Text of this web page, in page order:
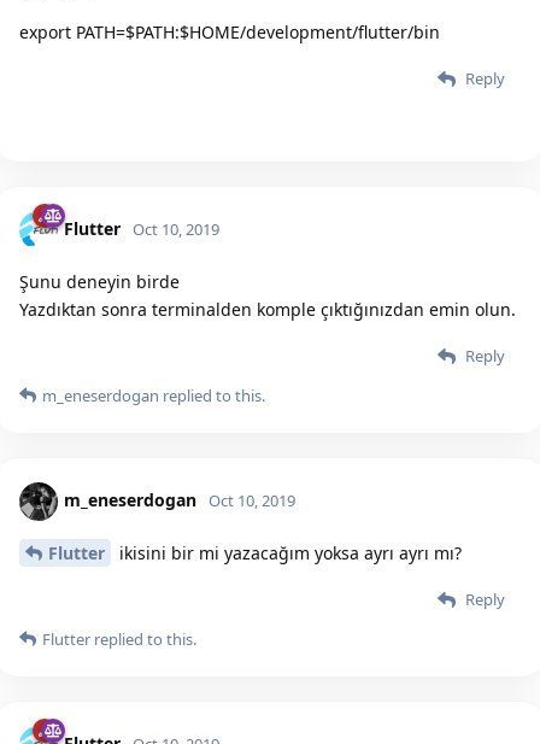
export PATH=$PATH:$HOME/development/flutter/bin
Reply
Flutter Oct 10, 2019
Şunu deneyin birde
Yazdıktan sonra terminalden komple çıktığınızdan emin olun.
Reply
m_eneserdogan replied to this.
m_eneserdogan Oct 10, 2019
Flutter ikisini bir mi yazacağım yoksa ayrı ayrı mı?
Reply
Flutter replied to this.